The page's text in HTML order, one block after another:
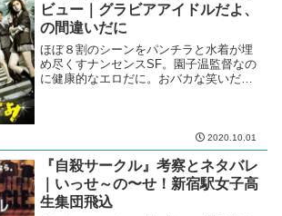
ビュー｜グラビアアイドルだよ、
の間違いだに
ほぼ８割のシーンをパンチラと水着が埋
め尽くすナンセンスSF。園子温監督なの
に健康的なエロだに。おバカな笑いだら
2020.10.01
『自殺サークル』考察とネタバレ
｜いっせ～の〜せ！新宿駅女子高
生集団飛込